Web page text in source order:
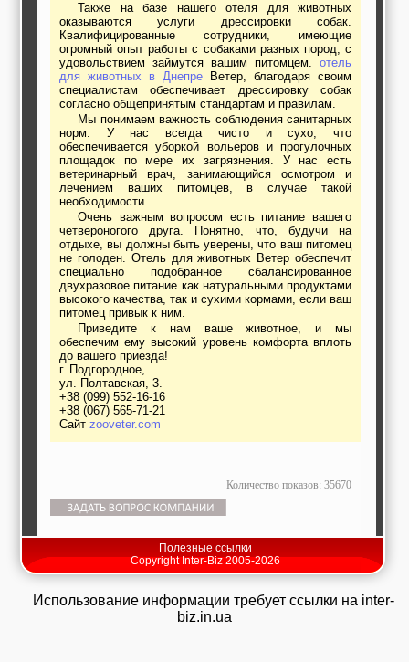
Также на базе нашего отеля для животных
оказываются услуги дрессировки собак.
Квалифицированные сотрудники, имеющие
огромный опыт работы с собаками разных пород, с
удовольствием займутся вашим питомцем. отель
для животных в Днепре Ветер, благодаря своим
специалистам обеспечивает дрессировку собак
согласно общепринятым стандартам и правилам.
Мы понимаем важность соблюдения санитарных
норм. У нас всегда чисто и сухо, что
обеспечивается уборкой вольеров и прогулочных
площадок по мере их загрязнения. У нас есть
ветеринарный врач, занимающийся осмотром и
лечением ваших питомцев, в случае такой
необходимости.
Очень важным вопросом есть питание вашего
четвероногого друга. Понятно, что, будучи на
отдыхе, вы должны быть уверены, что ваш питомец
не голоден. Отель для животных Ветер обеспечит
специально подобранное сбалансированное
двухразовое питание как натуральными продуктами
высокого качества, так и сухими кормами, если ваш
питомец привык к ним.
Приведите к нам ваше животное, и мы
обеспечим ему высокий уровень комфорта вплоть
до вашего приезда!
г. Подгородное,
ул. Полтавская, 3.
+38 (099) 552-16-16
+38 (067) 565-71-21
Сайт zooveter.com
Количество показов: 35670
Полезные ссылки
Copyright Inter-Biz 2005-2026
Использование информации требует ссылки на inter-
biz.in.ua